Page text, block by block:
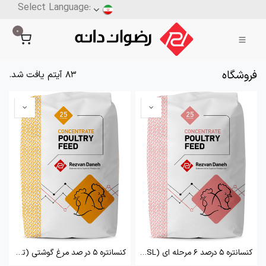
0
فروشگاه 83 آیتم یافت شد.
کنسانتره 5 درصد 6 مرحله ای (LSL) کنسانتره 5 در صد مرغ گوشتی (تک مرحله ای)